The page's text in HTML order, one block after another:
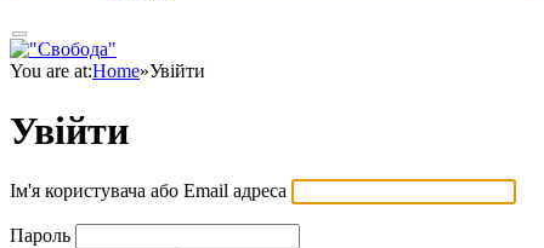
You are at:Home»Увійти
Увійти
Ім'я користувача або Email адреса
Пароль